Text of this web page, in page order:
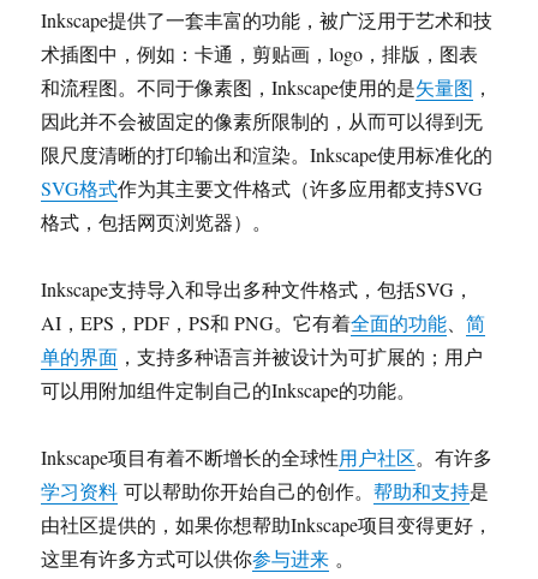
Inkscape提供了一套丰富的功能，被广泛用于艺术和技
术插图中，例如：卡通，剪贴画，logo，排版，图表
和流程图。不同于像素图，Inkscape使用的是矢量图 ，
因此并不会被固定的像素所限制的，从而可以得到无
限尺度清晰的打印输出和渲染。Inkscape使用标准化的
SVG格式作为其主要文件格式（许多应用都支持SVG
格式，包括网页浏览器）。
Inkscape支持导入和导出多种文件格式，包括SVG，
AI，EPS，PDF，PS和 PNG。它有着全面的功能 、简
单的界面 ，支持多种语言并被设计为可扩展的；用户
可以用附加组件定制自己的Inkscape的功能。
Inkscape项目有着不断增长的全球性用户社区。有许多
学习资料 可以帮助你开始自己的创作。帮助和支持是
由社区提供的，如果你想帮助Inkscape项目变得更好，
这里有许多方式可以供你参与进来 。